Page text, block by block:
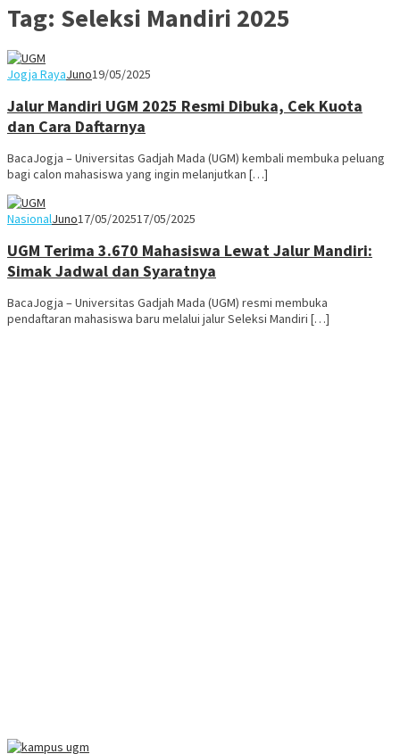
Tag: Seleksi Mandiri 2025
Jogja RayaJuno19/05/2025
Jalur Mandiri UGM 2025 Resmi Dibuka, Cek Kuota
dan Cara Daftarnya
BacaJogja – Universitas Gadjah Mada (UGM) kembali membuka peluang
bagi calon mahasiswa yang ingin melanjutkan […]
NasionalJuno17/05/202517/05/2025
UGM Terima 3.670 Mahasiswa Lewat Jalur Mandiri:
Simak Jadwal dan Syaratnya
BacaJogja – Universitas Gadjah Mada (UGM) resmi membuka
pendaftaran mahasiswa baru melalui jalur Seleksi Mandiri […]